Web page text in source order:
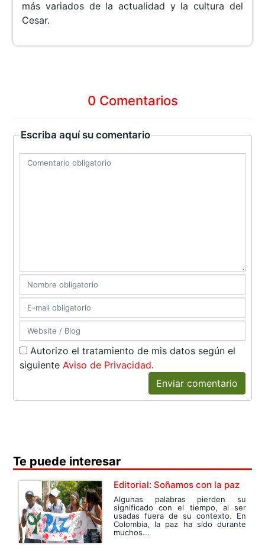
más variados de la actualidad y la cultura del
Cesar.
0 Comentarios
Escriba aquí su comentario
Autorizo el tratamiento de mis datos según el
siguienteAviso de Privacidad.
Enviar comentario
Te puede interesar
Editorial: Soñamos con la paz
Algunas palabras pierden su
significado con el tiempo, al ser
usadas fuera de su contexto. En
Colombia, la paz ha sido durante
muchos...